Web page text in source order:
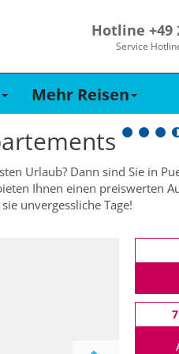
Hotline +49
Service
Mehr Reisen
Urlaub? Dann sind Sie in
Ihnen einen preiswerten
unvergessliche Tage!